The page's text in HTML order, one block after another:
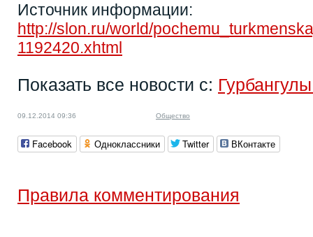
Источник информации:
http://slon.ru/world/
1192420.xhtml
Показать все новости с:
09.12.2014 09:36 Общество
Facebook Одноклассники Twitter ВКонтакте
Правила комментирования